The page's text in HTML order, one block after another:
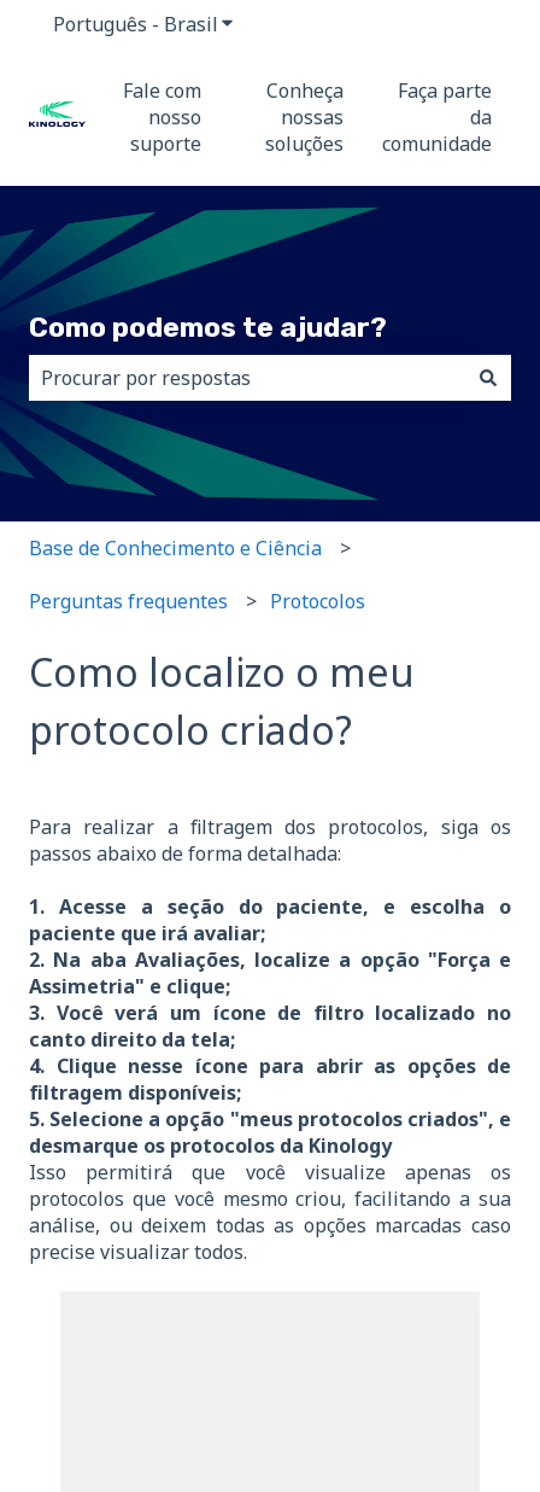
Português - BrasilMostrar submenu para traduções
Fale com
nosso
suporte
Conheça
nossas
soluções
Faça parte
da
comunidade
Como podemos te ajudar?
Não há sugestões porque o campo de pesquisa está
Base de Conhecimento e Ciência
Perguntas frequentes Protocolos
Como localizo o meu
protocolo criado?
Para realizar a filtragem dos protocolos, siga os
passos abaixo de forma detalhada:
1. Acesse a seção do paciente, e escolha o
paciente que irá avaliar;
2. Na aba Avaliações, localize a opção "Força e
Assimetria" e clique;
3. Você verá um ícone de filtro localizado no
canto direito da tela;
4. Clique nesse ícone para abrir as opções de
filtragem disponíveis;
5. Selecione a opção "meus protocolos criados", e
desmarque os protocolos da Kinology
Isso permitirá que você visualize apenas os
protocolos que você mesmo criou, facilitando a sua
análise, ou deixem todas as opções marcadas caso
precise visualizar todos.